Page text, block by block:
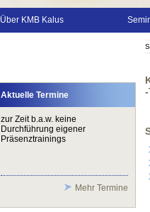
Über KMB Kalus
Aktuelle Termine
zur Zeit b.a.w. keine
Durchführung eigener
Präsenztrainings
Mehr Termine